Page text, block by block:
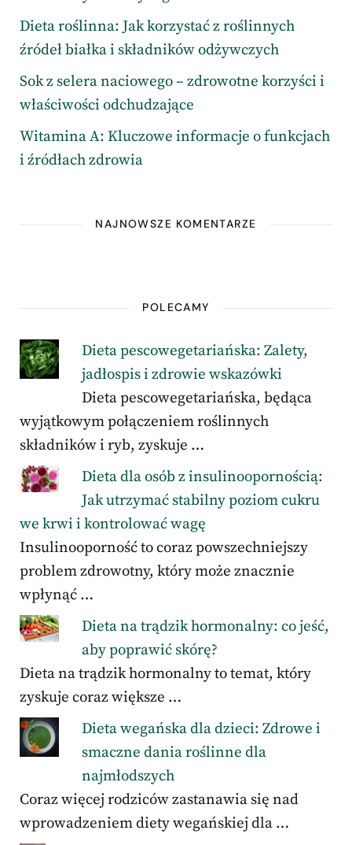
Dieta roślinna: Jak korzystać z roślinnych
źródeł białka i składników odżywczych
Sok z selera naciowego – zdrowotne korzyści i
właściwości odchudzające
Witamina A: Kluczowe informacje o funkcjach
i źródłach zdrowia
NAJNOWSZE KOMENTARZE
POLECAMY
Dieta pescowegetariańska: Zalety,
jadłospis i zdrowie wskazówki
Dieta pescowegetariańska, będąca
wyjątkowym połączeniem roślinnych
składników i ryb, zyskuje …
Dieta dla osób z insulinoopornością:
Jak utrzymać stabilny poziom cukru
we krwi i kontrolować wagę
Insulinooporność to coraz powszechniejszy
problem zdrowotny, który może znacznie
wpłynąć …
Dieta na trądzik hormonalny: co jeść,
aby poprawić skórę?
Dieta na trądzik hormonalny to temat, który
zyskuje coraz większe …
Dieta wegańska dla dzieci: Zdrowe i
smaczne dania roślinne dla
najmłodszych
Coraz więcej rodziców zastanawia się nad
wprowadzeniem diety wegańskiej dla …